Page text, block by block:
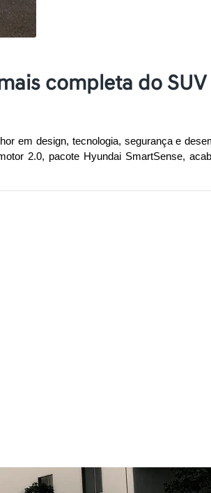
completa do SUV
em design, tecnologia, segurança e
2.0, pacote Hyundai SmartSense,